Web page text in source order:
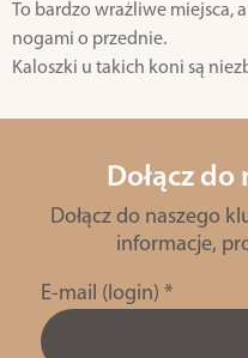
To bardzo wrażliwe miejsca,
nogami o przednie.
Kaloszki u takich koni są
Dołącz
Dołącz do naszego
informacje,
E-mail (login) *